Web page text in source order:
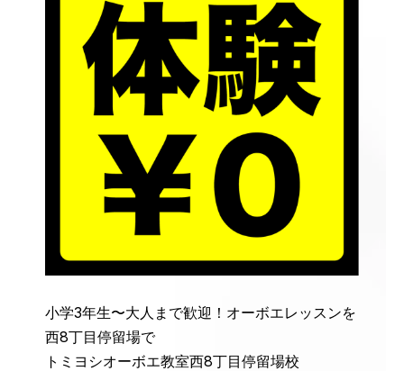
小学3年生〜大人まで歓迎！オーボエレッスンを
西8丁目停留場で
トミヨシオーボエ教室西8丁目停留場校